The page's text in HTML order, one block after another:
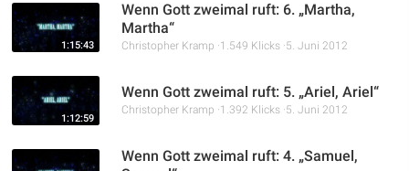
1:15:43
Wenn Gott zweimal ruft: 6. „Martha,
Martha“
Christopher Kramp 1.549 Klicks 5. Juni 2012
1:12:59
Wenn Gott zweimal ruft: 5. „Ariel, Ariel“
Christopher Kramp 1.392 Klicks 5. Juni 2012
Wenn Gott zweimal ruft: 4. „Samuel,